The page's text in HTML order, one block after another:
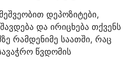
დეპოზიტები,
და ირიცხება თქვენს
რამდენიმე საათში, რაც
წვდომის